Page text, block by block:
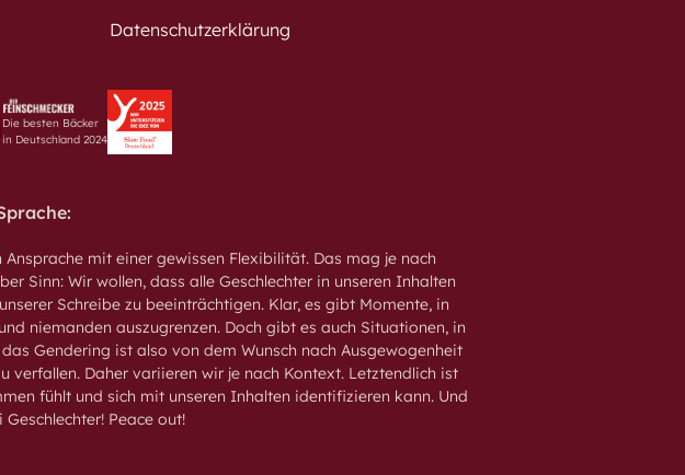
Datenschutzerklärung
Die besten Bäcker
in Deutschland 2024
mit einer gewissen Flexibilität. Das mag je nach
Sinn: Wir wollen, dass alle Geschlechter in unseren Inhalten
Schreibe zu beeinträchtigen. Klar, es gibt Momente, in
niemanden auszugrenzen. Doch gibt es auch Situationen, in
Gendering ist also von dem Wunsch nach Ausgewogenheit
Daher variieren wir je nach Kontext. Letztendlich ist
fühlt und sich mit unseren Inhalten identifizieren kann. Und
Peace out!